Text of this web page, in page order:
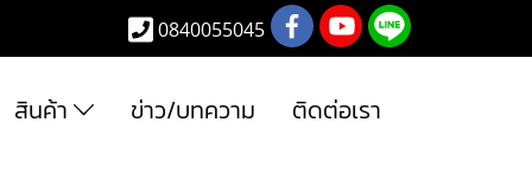
0840055045
สินค้า ข่าว/บทความ ติดต่อเรา